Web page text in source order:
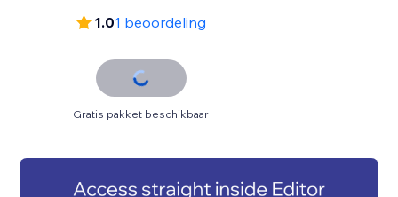
1.01 beoordeling
Gratis pakket beschikbaar